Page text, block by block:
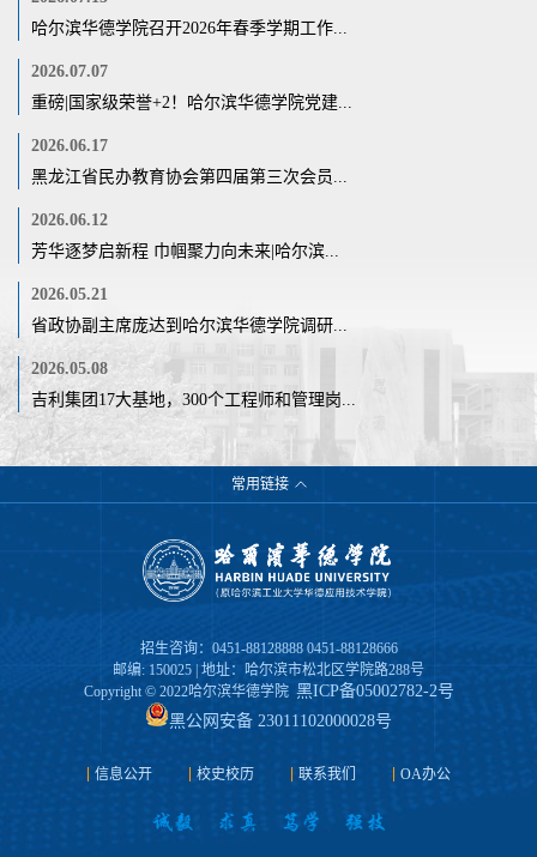
哈尔滨华德学院召开2026年春季学期工作...
2026.07.07
重磅|国家级荣誉+2！哈尔滨华德学院党建...
2026.06.17
黑龙江省民办教育协会第四届第三次会员...
2026.06.12
芳华逐梦启新程 巾帼聚力向未来|哈尔滨...
2026.05.21
省政协副主席庞达到哈尔滨华德学院调研...
2026.05.08
吉利集团17大基地，300个工程师和管理岗...
常用链接
招生咨询：0451-88128888 0451-88128666
邮编: 150025 | 地址：哈尔滨市松北区学院路288号
Copyright © 2022哈尔滨华德学院 黑ICP备05002782-2号
黑公网安备 23011102000028号
信息公开 校史校历 联系我们 OA办公